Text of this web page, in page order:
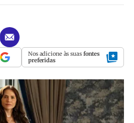
Nos adicione às suas fontes
preferidas